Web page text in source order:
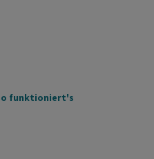
funktioniert's